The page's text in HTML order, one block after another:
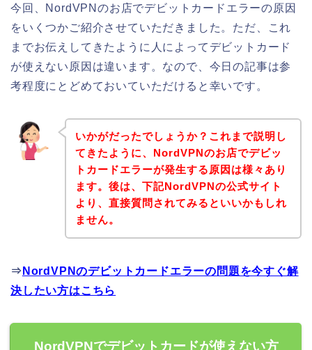
今回、NordVPNのお店でデビットカードエラーの原因
をいくつかご紹介させていただきました。ただ、これ
までお伝えしてきたように人によってデビットカード
が使えない原因は違います。なので、今日の記事は参
考程度にとどめておいていただけると幸いです。
いかがだったでしょうか？これまで説明し
てきたように、NordVPNのお店でデビッ
トカードエラーが発生する原因は様々あり
ます。後は、下記NordVPNの公式サイト
より、直接質問されてみるといいかもしれ
ません。
⇒ NordVPNのデビットカードエラーの問題を今すぐ解
決したい方はこちら
NordVPNでデビットカードが使えない方